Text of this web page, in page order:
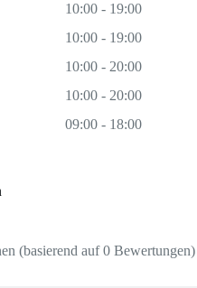
10:00 - 19:00
10:00 - 19:00
10:00 - 20:00
10:00 - 20:00
09:00 - 18:00
(basierend auf 0 Bewertungen)